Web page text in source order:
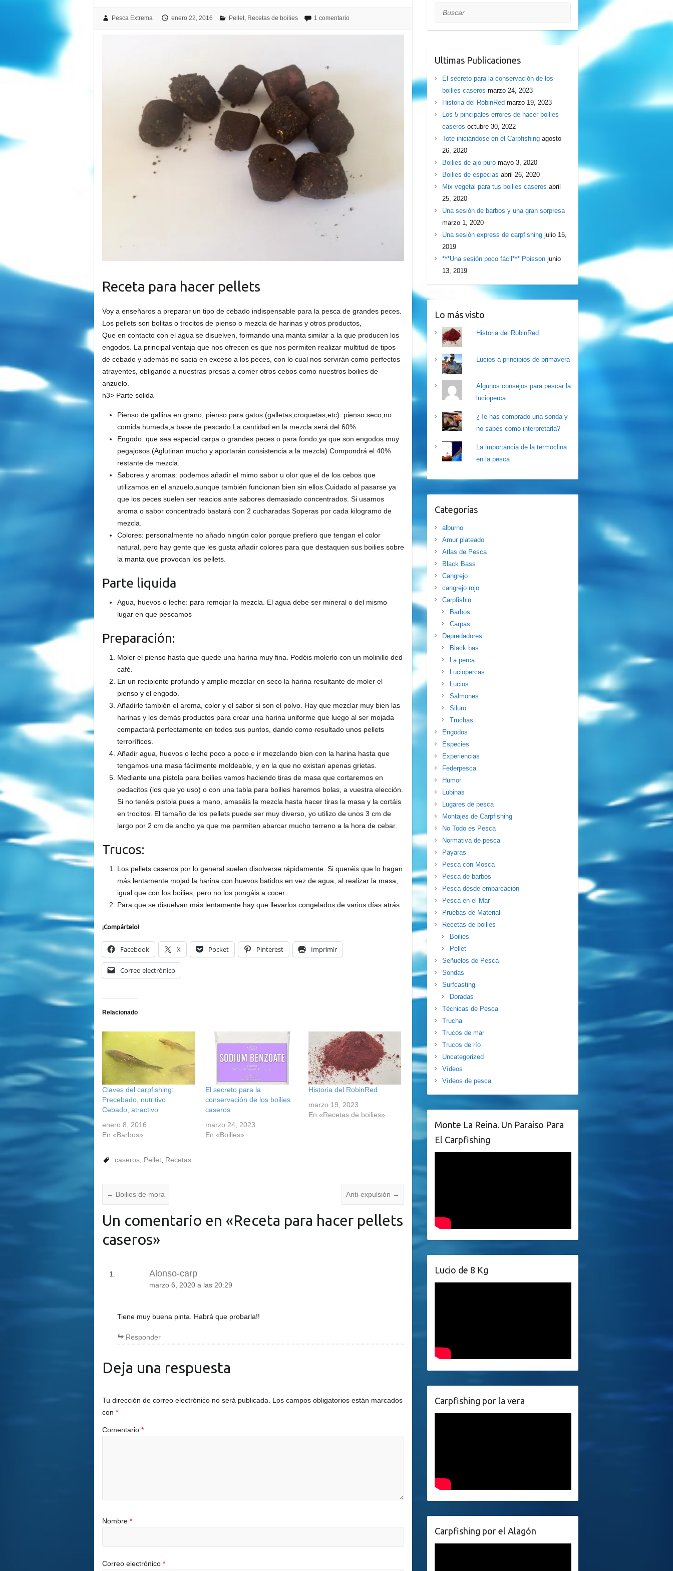
Pesca Extrema enero 22, 2016 Pellet, Recetas de boilies 1 comentario
Receta para hacer pellets
Voy a enseñaros a preparar un tipo de cebado indispensable para la pesca de grandes peces.
Los pellets son bolitas o trocitos de pienso o mezcla de harinas y otros productos,
Que en contacto con el agua se disuelven, formando una manta similar a la que producen los
engodos. La principal ventaja que nos ofrecen es que nos permiten realizar multitud de tipos
de cebado y además no sacia en exceso a los peces, con lo cual nos servirán como perfectos
atrayentes, obligando a nuestras presas a comer otros cebos como nuestros boilies de
anzuelo.
h3> Parte solida
Pienso de gallina en grano, pienso para gatos (galletas,croquetas,etc): pienso seco,no
comida humeda,a base de pescado.La cantidad en la mezcla será del 60%.
Engodo: que sea especial carpa o grandes peces o para fondo,ya que son engodos muy
pegajosos.(Aglutinan mucho y aportarán consistencia a la mezcla) Compondrá el 40%
restante de mezcla.
Sabores y aromas: podemos añadir el mimo sabor u olor que el de los cebos que
utilizamos en el anzuelo,aunque también funcionan bien sin ellos.Cuidado al pasarse ya
que los peces suelen ser reacios ante sabores demasiado concentrados. Si usamos
aroma o sabor concentrado bastará con 2 cucharadas Soperas por cada kilogramo de
mezcla.
Colores: personalmente no añado ningún color porque prefiero que tengan el color
natural, pero hay gente que les gusta añadir colores para que destaquen sus boilies sobre
la manta que provocan los pellets.
Parte liquida
Agua, huevos o leche: para remojar la mezcla. El agua debe ser mineral o del mismo
lugar en que pescamos
Preparación:
Moler el pienso hasta que quede una harina muy fina. Podéis molerlo con un molinillo ded
café.
En un recipiente profundo y amplio mezclar en seco la harina resultante de moler el
pienso y el engodo.
Añadirle también el aroma, color y el sabor si son el polvo. Hay que mezclar muy bien las
harinas y los demás productos para crear una harina uniforme que luego al ser mojada
compactará perfectamente en todos sus puntos, dando como resultado unos pellets
terroríficos.
Añadir agua, huevos o leche poco a poco e ir mezclando bien con la harina hasta que
tengamos una masa fácilmente moldeable, y en la que no existan apenas grietas.
Mediante una pistola para boilies vamos haciendo tiras de masa que cortaremos en
pedacitos (los que yo uso) o con una tabla para boilies haremos bolas, a vuestra elección.
Si no tenéis pistola pues a mano, amasáis la mezcla hasta hacer tiras la masa y la cortáis
en trocitos. El tamaño de los pellets puede ser muy diverso, yo utilizo de unos 3 cm de
largo por 2 cm de ancho ya que me permiten abarcar mucho terreno a la hora de cebar.
Trucos:
Los pellets caseros por lo general suelen disolverse rápidamente. Si queréis que lo hagan
más lentamente mojad la harina con huevos batidos en vez de agua, al realizar la masa,
igual que con los boilies, pero no los pongáis a cocer.
Para que se disuelvan más lentamente hay que llevarlos congelados de varios días atrás.
¡Compártelo!
Facebook X Pocket Pinterest Imprimir
Correo electrónico
Relacionado
Claves del carpfishing:
Precebado, nutritivo.
Cebado, atractivo
enero 8, 2016
En «Barbos»
El secreto para la
conservación de los boilies
caseros
marzo 24, 2023
En «Boilies»
Historia del RobinRed
marzo 19, 2023
En «Recetas de boilies»
caseros Pellet Recetas
← Boilies de mora Anti-expulsión →
Un comentario en «Receta para hacer pellets
caseros»
Alonso-carp
marzo 6, 2020 a las 20:29
Tiene muy buena pinta. Habrá que probarla!!
Responder
Deja una respuesta
Tu dirección de correo electrónico no será publicada.
Los campos obligatorios están marcados
con*
Comentario*
Nombre*
Correo electrónico*
Buscar
Ultimas Publicaciones
El secreto para la conservación de los
boilies caseros marzo 24, 2023
Historia del RobinRed marzo 19, 2023
Los 5 pincipales errores de hacer boilies
caseros octubre 30, 2022
Tote iniciándose en el Carpfishing agosto
26, 2020
Boilies de ajo puro mayo 3, 2020
Boilies de especias abril 26, 2020
Mix vegetal para tus boilies caseros abril
25, 2020
Una sesión de barbos y una gran sorpresa
marzo 1, 2020
Una sesión express de carpfishing julio 15,
2019
***Una sesión poco fácil*** Poisson junio
13, 2019
Lo más visto
Historia del RobinRed
Lucios a principios de primavera
Algunos consejos para pescar la
lucioperca
¿Te has comprado una sonda y
no sabes como interpretarla?
La importancia de la termoclina
en la pesca
Categorías
alburno
Amur plateado
Atlas de Pesca
Black Bass
Cangrejo
cangrejo rojo
Carpfishin
Barbos
Carpas
Depredadores
Black bas
La perca
Luciopercas
Lucios
Salmones
Siluro
Truchas
Engodos
Especies
Experiencias
Federpesca
Humor
Lubinas
Lugares de pesca
Montajes de Carpfishing
No Todo es Pesca
Normativa de pesca
Payaras
Pesca con Mosca
Pesca de barbos
Pesca desde embarcación
Pesca en el Mar
Pruebas de Material
Recetas de boilies
Boilies
Pellet
Señuelos de Pesca
Sondas
Surfcasting
Doradas
Técnicas de Pesca
Trucha
Trucos de mar
Trucos de río
Uncategorized
Vídeos
Vídeos de pesca
Monte La Reina. Un Paraíso Para
El Carpfishing
Lucio de 8 Kg
Carpfishing por la vera
Carpfishing por el Alagón